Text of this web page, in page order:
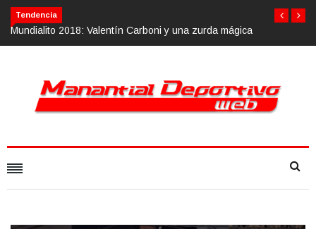
Tendencia
Calvario Race 2018, 10 de noviembre